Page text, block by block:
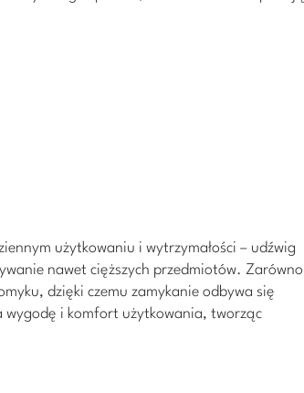
użytkowaniu i wytrzymałości – udźwig
nawet cięższych przedmiotów. Zarówno
dzięki czemu zamykanie odbywa się
wygodę i komfort użytkowania, tworząc